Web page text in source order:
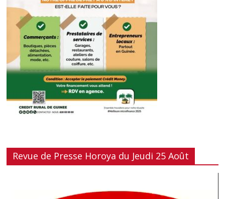
Revue de Presse Horoya du Jeudi 25 Août